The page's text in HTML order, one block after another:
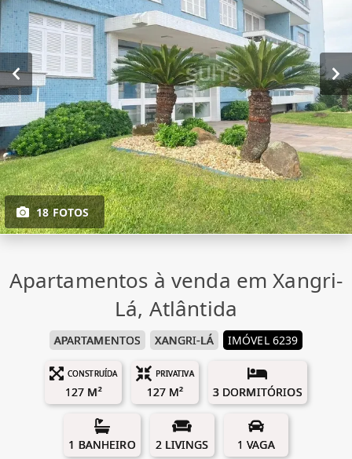
18 FOTOS
Apartamentos à venda em Xangri-
Lá, Atlântida
APARTAMENTOS XANGRI-LÁ IMÓVEL 6239
CONSTRUÍDA
127 M²
PRIVATIVA
127 M² 3 DORMITÓRIOS
1 BANHEIRO 2 LIVINGS 1 VAGA